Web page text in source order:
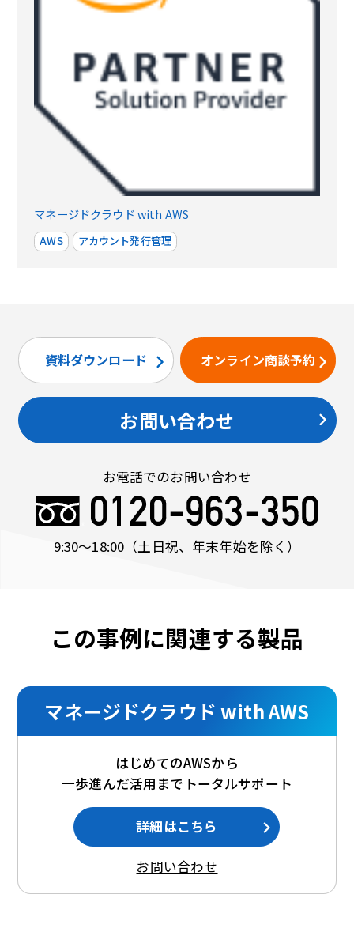
マネージドクラウド with AWS
AWS アカウント発行管理
資料ダウンロード オンライン商談予約
お問い合わせ
お電話でのお問い合わせ
9:30〜18:00 （土日祝、年末年始を除く）
この事例に関連する製品
マネージドクラウド with AWS
はじめてのAWSから
一歩進んだ活用までトータルサポート
詳細はこちら
お問い合わせ